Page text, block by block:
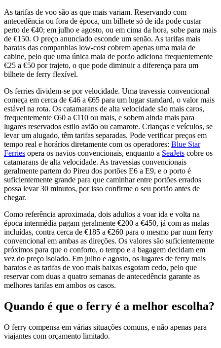
As tarifas de voo são as que mais variam. Reservando com
antecedência ou fora de época, um bilhete só de ida pode custar
perto de €40; em julho e agosto, ou em cima da hora, sobe para mais
de €150. O preço anunciado esconde um senão. As tarifas mais
baratas das companhias low-cost cobrem apenas uma mala de
cabine, pelo que uma única mala de porão adiciona frequentemente
€25 a €50 por trajeto, o que pode diminuir a diferença para um
bilhete de ferry flexível.
Os ferries dividem-se por velocidade. Uma travessia convencional
começa em cerca de €46 a €65 para um lugar standard, o valor mais
estável na rota. Os catamarans de alta velocidade são mais caros,
frequentemente €60 a €110 ou mais, e sobem ainda mais para
lugares reservados estilo avião ou camarote. Crianças e veículos, se
levar um alugado, têm tarifas separadas. Pode verificar preços em
tempo real e horários diretamente com os operadores: Blue Star
Ferries opera os navios convencionais, enquanto a SeaJets cobre os
catamarans de alta velocidade. As travessias convencionais
geralmente partem do Pireu dos portões E6 a E9, e o porto é
suficientemente grande para que caminhar entre portões errados
possa levar 30 minutos, por isso confirme o seu portão antes de
chegar.
Como referência aproximada, dois adultos a voar ida e volta na
época intermédia pagam geralmente €200 a €450, já com as malas
incluídas, contra cerca de €185 a €260 para o mesmo par num ferry
convencional em ambas as direções. Os valores são suficientemente
próximos para que o conforto, o tempo e a bagagem decidam em
vez do preço isolado. Em julho e agosto, os lugares de ferry mais
baratos e as tarifas de voo mais baixas esgotam cedo, pelo que
reservar com duas a quatro semanas de antecedência garante as
melhores tarifas em ambos os casos.
Quando é que o ferry é a melhor escolha?
O ferry compensa em várias situações comuns, e não apenas para
viajantes com orçamento limitado.